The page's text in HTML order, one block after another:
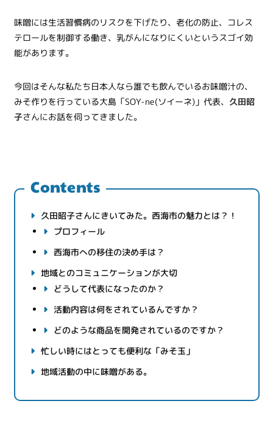
味噌には生活習慣病のリスクを下げたり、老化の防止、コレス
テロールを制御する働き、乳がんになりにくいというスゴイ効
能があります。
今回はそんな私たち日本人なら誰でも飲んでいるお味噌汁の、
みそ作りを行っている大島「SOY-ne(ソイーネ)」代表、 久田昭
子さんにお話を伺ってきました。
Contents
久田昭子さんにきいてみた。西海市の魅力とは？！
プロフィール
西海市への移住の決め手は？
地域とのコミュニケーションが大切
どうして代表になったのか？
活動内容は何をされているんですか？
どのような商品を開発されているのですか？
忙しい時にはとっても便利な「みそ玉」
地域活動の中に味噌がある。